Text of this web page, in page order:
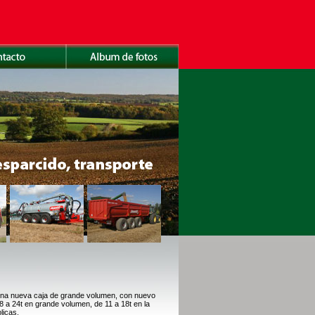
nueva caja de grande volumen, con nuevo
24t en grande volumen, de 11 a 18t en la